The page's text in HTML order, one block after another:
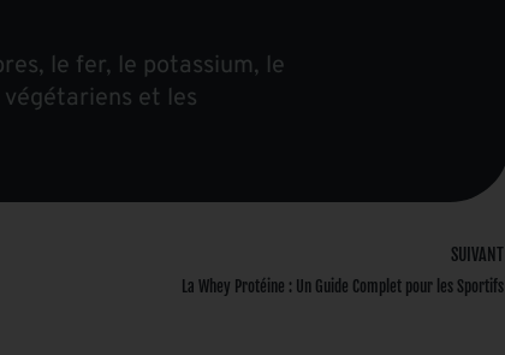
le fer, le potassium, le
et les
SUIVANT
La Whey Protéine : Un Guide Complet pour les Sportifs